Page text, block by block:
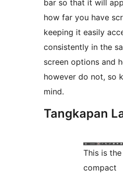
bar so that it will
how far you have
keeping it easily
consistently in the
screen options and
however do not, so
mind.
Tangkapan
This is the
compact